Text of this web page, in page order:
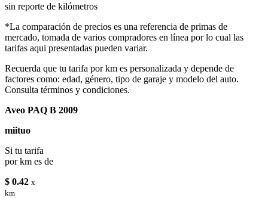
sin reporte de kilómetros
*La comparación de precios es una referencia de primas de
mercado, tomada de varios compradores en línea por lo cual las
tarifas aqui presentadas pueden variar.
Recuerda que tu tarifa por km es personalizada y depende de
factores como: edad, género, tipo de garaje y modelo del auto.
Consulta términos y condiciones.
Aveo PAQ B 2009
miituo
Si tu tarifa
por km es de
$ 0.42 x
km